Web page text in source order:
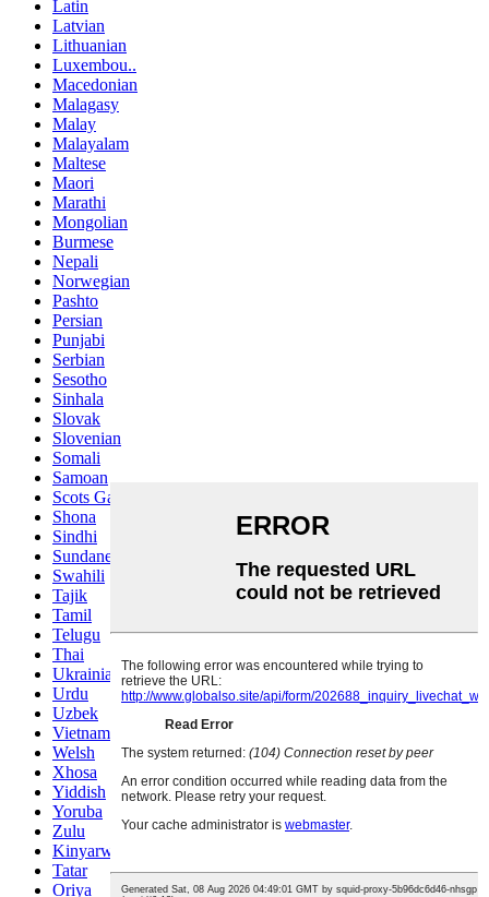
Latin
Latvian
Lithuanian
Luxembou..
Macedonian
Malagasy
Malay
Malayalam
Maltese
Maori
Marathi
Mongolian
Burmese
Nepali
Norwegian
Pashto
Persian
Punjabi
Serbian
Sesotho
Sinhala
Slovak
Slovenian
Somali
Samoan
Scots Gaelic
Shona
Sindhi
Sundanese
Swahili
Tajik
Tamil
Telugu
Thai
Ukrainian
Urdu
Uzbek
Vietnamese
Welsh
Xhosa
Yiddish
Yoruba
Zulu
Kinyarwanda
Tatar
Oriya